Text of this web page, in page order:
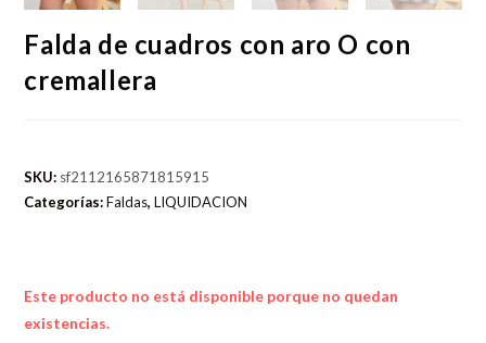
Falda de cuadros con aro O con
cremallera
SKU: sf2112165871815915
Categorías:Faldas,LIQUIDACION
Este producto no está disponible porque no quedan
existencias.